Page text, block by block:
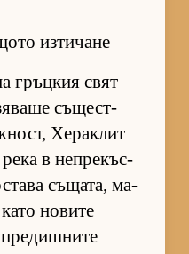
изтичане
гръц­кия свят
съ­щес­т­
Хе­рак­лит
в неп­ре­къс­
съ­ща­та, ма­
но­вите
пре­диш­ните